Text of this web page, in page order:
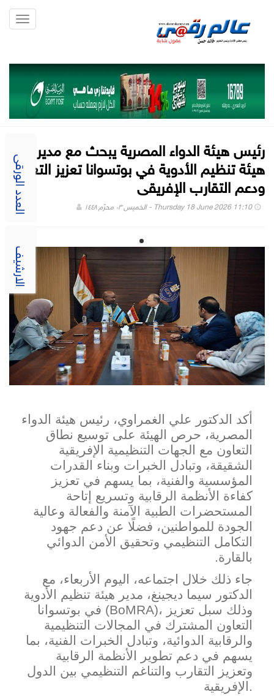
العدد الورقى
الارشيف
رئيس هيئة الدواء المصرية يبحث مع مدير
هيئة تنظيم الأدوية في بوتسوانا تعزيز التعاون
ودعم التقارب الإفريقى
Thursday 18 June 2026 11:10 - الخميس ٠٣ محرّم ١٤٤٨
أكد الدكتور علي الغمراوي، رئيس هيئة الدواء
المصرية، حرص الهيئة على توسيع نطاق
التعاون مع الجهات التنظيمية الإفريقية
الشقيقة، وتبادل الخبرات وبناء القدرات
المؤسسية والفنية، بما يسهم في تعزيز
كفاءة الأنظمة الرقابية وتسريع إتاحة
المستحضرات الطبية الآمنة والفعالة وعالية
الجودة للمواطنين، فضلًا عن دعم جهود
التكامل التنظيمي وتحقيق الأمن الدوائي
بالقارة.
جاء ذلك خلال اجتماعه، اليوم الأربعاء، مع
الدكتور سيما ديجينغ، مدير هيئة تنظيم الأدوية
في بوتسوانا (BoMRA)، وذلك سبل تعزيز
التعاون المشترك في المجالات التنظيمية
والرقابية الدوائية، وتبادل الخبرات الفنية، بما
يسهم في دعم تطوير الأنظمة الرقابية
وتعزيز التقارب والتناغم التنظيمي بين الدول
الإفريقية.